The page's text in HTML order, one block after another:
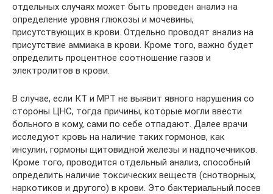
отдельных случаях может быть проведен анализ на
определение уровня глюкозы и мочевины,
присутствующих в крови. Отдельно проводят анализ на
присутствие аммиака в крови. Кроме того, важно будет
определить процентное соотношение газов и
электролитов в крови.
В случае, если КТ и МРТ не выявит явного нарушения со
стороны ЦНС, тогда причины, которые могли ввести
больного в кому, сами по себе отпадают. Далее врачи
исследуют кровь на наличие таких гормонов, как
инсулин, гормоны щитовидной железы и надпочечников.
Кроме того, проводится отдельный анализ, способный
определить наличие токсических веществ (снотворных,
наркотиков и другого) в крови. Это бактериальный посев